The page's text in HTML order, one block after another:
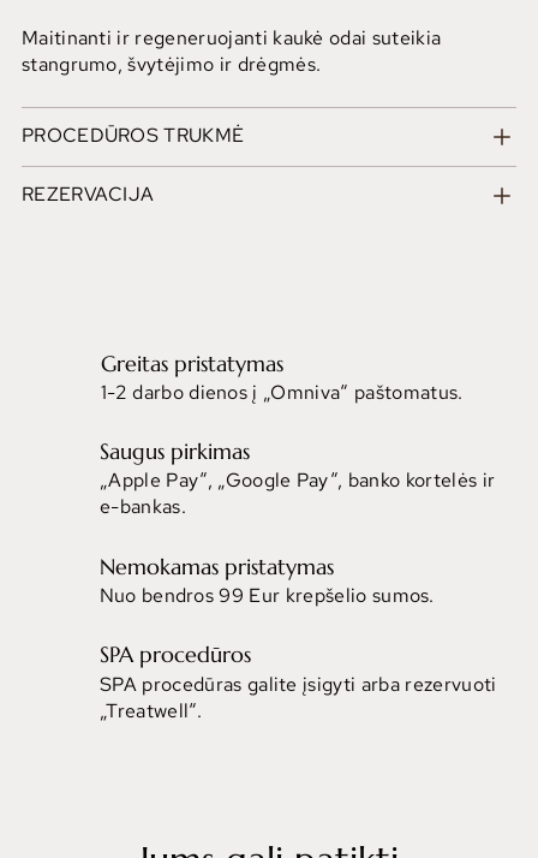
Maitinanti ir regeneruojanti kaukė odai suteikia
stangrumo, švytėjimo ir drėgmės.
PROCEDŪROS TRUKMĖ
REZERVACIJA
Greitas pristatymas
1-2 darbo dienos į „Omniva“ paštomatus.
Saugus pirkimas
„Apple Pay“, „Google Pay“, banko kortelės ir
e-bankas.
Nemokamas pristatymas
Nuo bendros 99 Eur krepšelio sumos.
SPA procedūros
SPA procedūras galite įsigyti arba rezervuoti
„Treatwell“.